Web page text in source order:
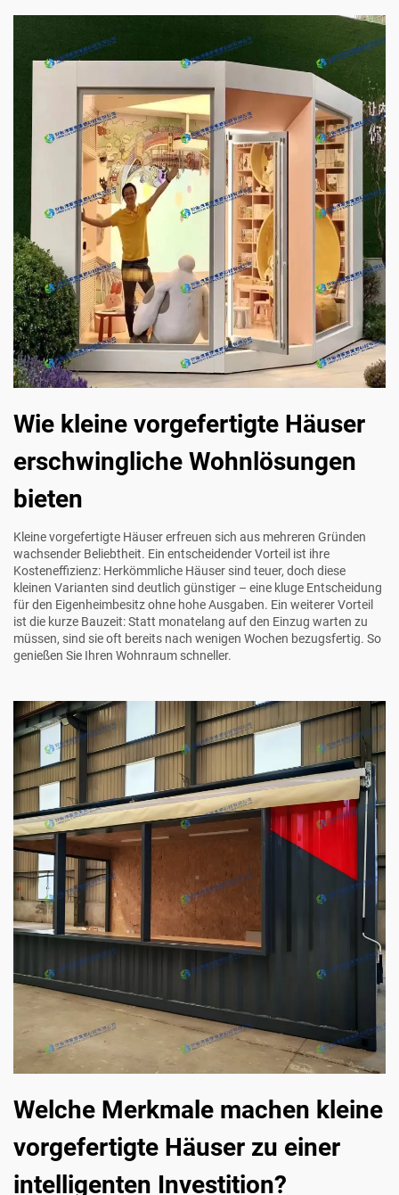
Wie kleine vorgefertigte Häuser
erschwingliche Wohnlösungen
bieten
Kleine vorgefertigte Häuser erfreuen sich aus mehreren Gründen
wachsender Beliebtheit. Ein entscheidender Vorteil ist ihre
Kosteneffizienz: Herkömmliche Häuser sind teuer, doch diese
kleinen Varianten sind deutlich günstiger – eine kluge Entscheidung
für den Eigenheimbesitz ohne hohe Ausgaben. Ein weiterer Vorteil
ist die kurze Bauzeit: Statt monatelang auf den Einzug warten zu
müssen, sind sie oft bereits nach wenigen Wochen bezugsfertig. So
genießen Sie Ihren Wohnraum schneller.
Welche Merkmale machen kleine
vorgefertigte Häuser zu einer
intelligenten Investition?